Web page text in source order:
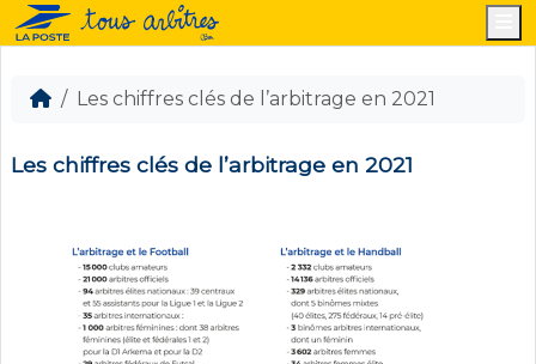
Les chiffres clés de l’arbitrage en 2021
Les chiffres clés de l’arbitrage en 2021